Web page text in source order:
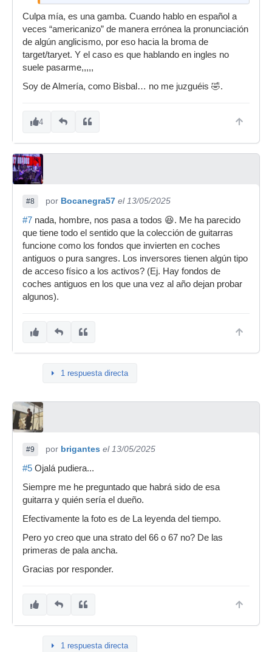
Culpa mía, es una gamba. Cuando hablo en español a
veces “americanizo” de manera errónea la pronunciación
de algún anglicismo, por eso hacia la broma de
target/taryet. Y el caso es que hablando en ingles no
suele pasarme,,,,,
Soy de Almería, como Bisbal… no me juzguéis 🤣.
4
#8 por Bocanegra57 el 13/05/2025
#7 nada, hombre, nos pasa a todos 😆. Me ha parecido
que tiene todo el sentido que la colección de guitarras
funcione como los fondos que invierten en coches
antiguos o pura sangres. Los inversores tienen algún tipo
de acceso físico a los activos? (Ej. Hay fondos de
coches antiguos en los que una vez al año dejan probar
algunos).
1 respuesta directa
#9 por brigantes el 13/05/2025
#5 Ojalá pudiera...
Siempre me he preguntado que habrá sido de esa
guitarra y quién sería el dueño.
Efectivamente la foto es de La leyenda del tiempo.
Pero yo creo que una strato del 66 o 67 no? De las
primeras de pala ancha.
Gracias por responder.
1 respuesta directa